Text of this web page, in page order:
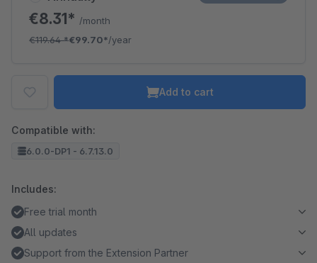
€8.31* /month
€119.64*€99.70*/year
Add to cart
Compatible with:
6.0.0-DP1 - 6.7.13.0
Includes:
Free trial month
All updates
Support from the Extension Partner